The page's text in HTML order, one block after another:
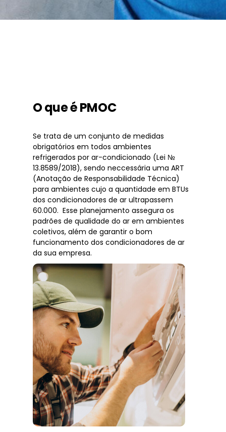
O que é PMOC
Se trata de um conjunto de medidas
obrigatórios em todos ambientes
refrigerados por ar-condicionado (Lei №
13.8589/2018), sendo neccessária uma ART
(Anotação de Responsabilidade Técnica)
para ambientes cujo a quantidade em BTUs
dos condicionadores de ar ultrapassem
60.000. Esse planejamento assegura os
padrões de qualidade do ar em ambientes
coletivos, além de garantir o bom
funcionamento dos condicionadores de ar
da sua empresa.